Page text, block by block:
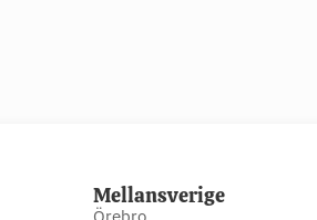
Mellansverige